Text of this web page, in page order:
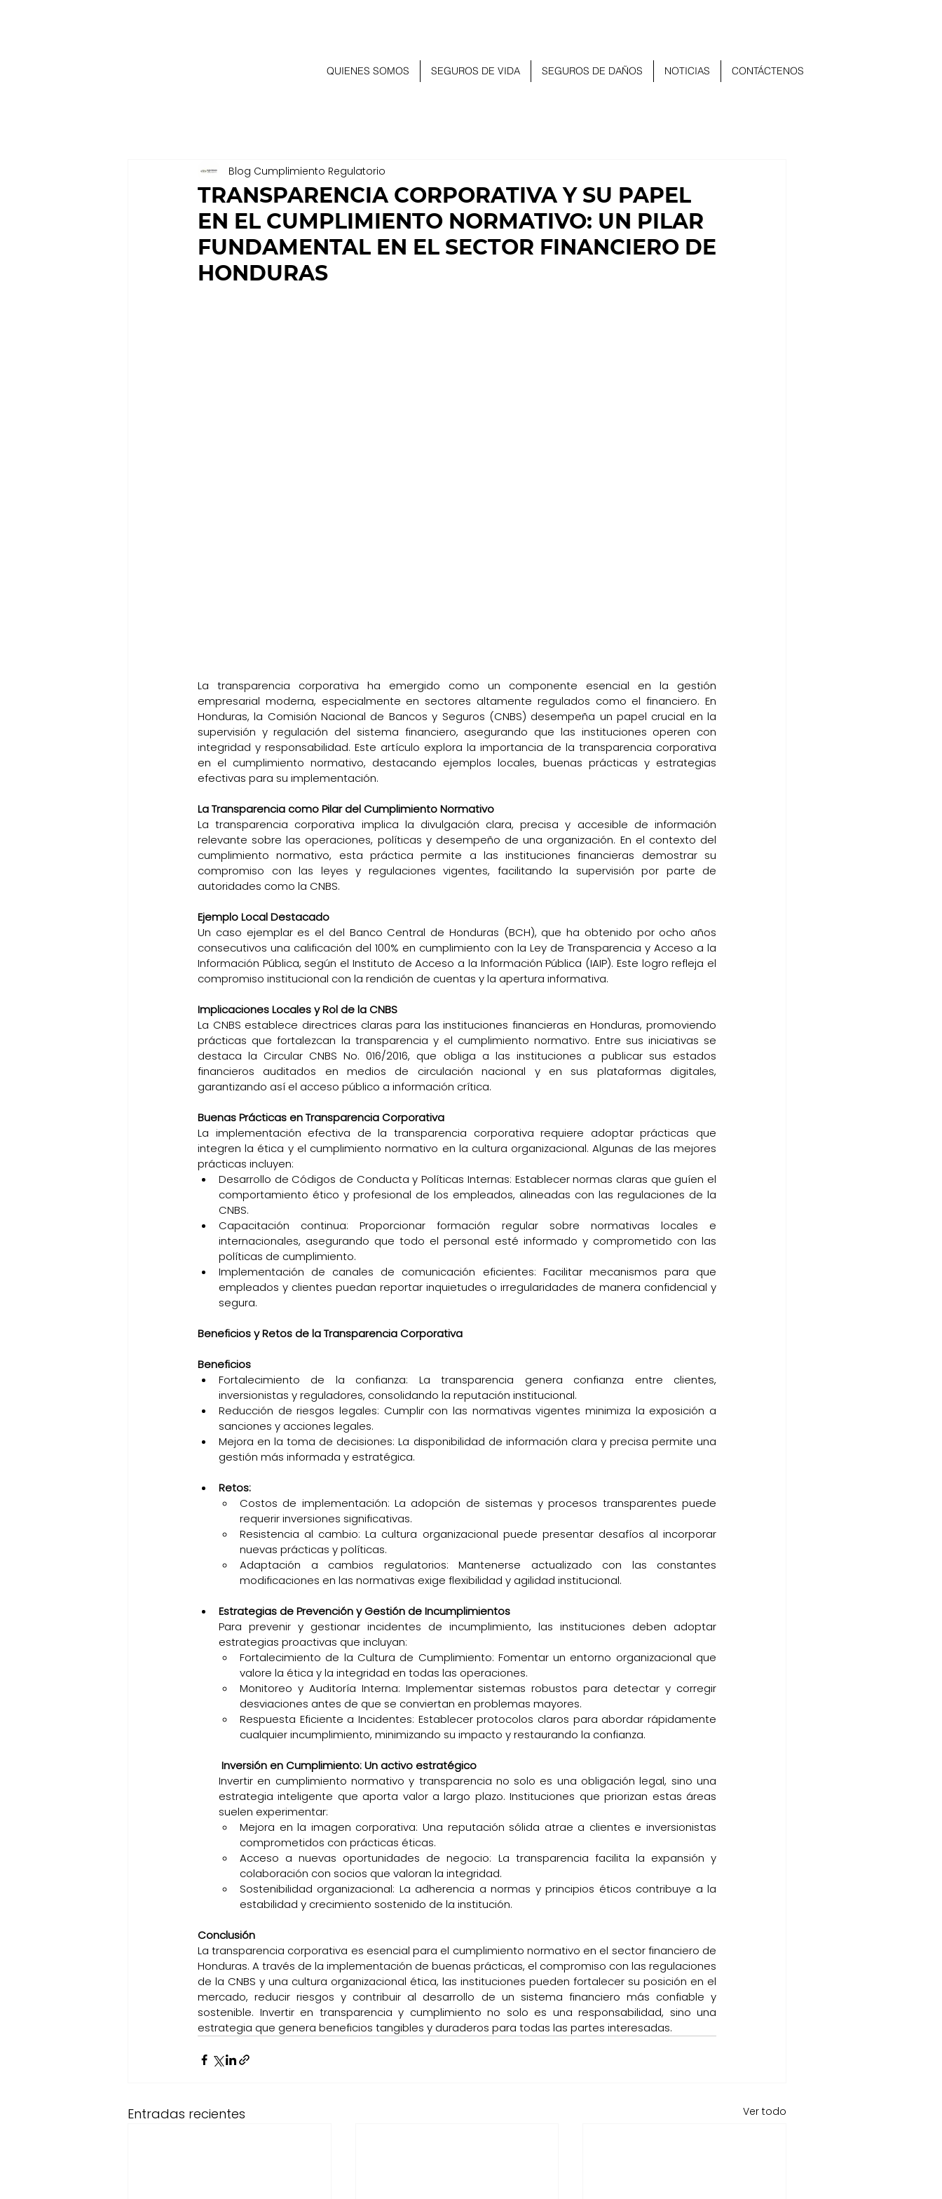
QUIENES SOMOS SEGUROS DE VIDA SEGUROS DE DAÑOS NOTICIAS CONTÁCTENOS
TRANSPARENCIA CORPORATIVA Y SU PAPEL
EN EL CUMPLIMIENTO NORMATIVO: UN PILAR
FUNDAMENTAL EN EL SECTOR FINANCIERO DE
HONDURAS
Blog Cumplimiento Regulatorio
La transparencia corporativa ha emergido como un componente esencial en la gestión
empresarial moderna, especialmente en sectores altamente regulados como el financiero. En
Honduras, la Comisión Nacional de Bancos y Seguros (CNBS) desempeña un papel crucial en la
supervisión y regulación del sistema financiero, asegurando que las instituciones operen con
integridad y responsabilidad. Este artículo explora la importancia de la transparencia corporativa
en el cumplimiento normativo, destacando ejemplos locales, buenas prácticas y estrategias
efectivas para su implementación.
La Transparencia como Pilar del Cumplimiento Normativo
La transparencia corporativa implica la divulgación clara, precisa y accesible de información
relevante sobre las operaciones, políticas y desempeño de una organización. En el contexto del
cumplimiento normativo, esta práctica permite a las instituciones financieras demostrar su
compromiso con las leyes y regulaciones vigentes, facilitando la supervisión por parte de
autoridades como la CNBS.
Ejemplo Local Destacado
Un caso ejemplar es el del Banco Central de Honduras (BCH), que ha obtenido por ocho años
consecutivos una calificación del 100% en cumplimiento con la Ley de Transparencia y Acceso a la
Información Pública, según el Instituto de Acceso a la Información Pública (IAIP). Este logro refleja el
compromiso institucional con la rendición de cuentas y la apertura informativa.
Implicaciones Locales y Rol de la CNBS
La CNBS establece directrices claras para las instituciones financieras en Honduras, promoviendo
prácticas que fortalezcan la transparencia y el cumplimiento normativo. Entre sus iniciativas se
destaca la Circular CNBS No. 016/2016, que obliga a las instituciones a publicar sus estados
financieros auditados en medios de circulación nacional y en sus plataformas digitales,
garantizando así el acceso público a información crítica.
Buenas Prácticas en Transparencia Corporativa
La implementación efectiva de la transparencia corporativa requiere adoptar prácticas que
integren la ética y el cumplimiento normativo en la cultura organizacional. Algunas de las mejores
prácticas incluyen:
Desarrollo de Códigos de Conducta y Políticas Internas: Establecer normas claras que guíen el
comportamiento ético y profesional de los empleados, alineadas con las regulaciones de la
CNBS.
Capacitación continua: Proporcionar formación regular sobre normativas locales e
internacionales, asegurando que todo el personal esté informado y comprometido con las
políticas de cumplimiento.
Implementación de canales de comunicación eficientes: Facilitar mecanismos para que
empleados y clientes puedan reportar inquietudes o irregularidades de manera confidencial y
segura.
Beneficios y Retos de la Transparencia Corporativa
Beneficios
Fortalecimiento de la confianza: La transparencia genera confianza entre clientes,
inversionistas y reguladores, consolidando la reputación institucional.
Reducción de riesgos legales: Cumplir con las normativas vigentes minimiza la exposición a
sanciones y acciones legales.
Mejora en la toma de decisiones: La disponibilidad de información clara y precisa permite una
gestión más informada y estratégica.
Retos:
Costos de implementación: La adopción de sistemas y procesos transparentes puede
requerir inversiones significativas.
Resistencia al cambio: La cultura organizacional puede presentar desafíos al incorporar
nuevas prácticas y políticas.
Adaptación a cambios regulatorios: Mantenerse actualizado con las constantes
modificaciones en las normativas exige flexibilidad y agilidad institucional.
Estrategias de Prevención y Gestión de Incumplimientos
Para prevenir y gestionar incidentes de incumplimiento, las instituciones deben adoptar
estrategias proactivas que incluyan:
Fortalecimiento de la Cultura de Cumplimiento: Fomentar un entorno organizacional que
valore la ética y la integridad en todas las operaciones.
Monitoreo y Auditoría Interna: Implementar sistemas robustos para detectar y corregir
desviaciones antes de que se conviertan en problemas mayores.
Respuesta Eficiente a Incidentes: Establecer protocolos claros para abordar rápidamente
cualquier incumplimiento, minimizando su impacto y restaurando la confianza.
Inversión en Cumplimiento: Un activo estratégico
Invertir en cumplimiento normativo y transparencia no solo es una obligación legal, sino una
estrategia inteligente que aporta valor a largo plazo. Instituciones que priorizan estas áreas
suelen experimentar:
Mejora en la imagen corporativa: Una reputación sólida atrae a clientes e inversionistas
comprometidos con prácticas éticas.
Acceso a nuevas oportunidades de negocio: La transparencia facilita la expansión y
colaboración con socios que valoran la integridad.
Sostenibilidad organizacional: La adherencia a normas y principios éticos contribuye a la
estabilidad y crecimiento sostenido de la institución.
Conclusión
La transparencia corporativa es esencial para el cumplimiento normativo en el sector financiero de
Honduras. A través de la implementación de buenas prácticas, el compromiso con las regulaciones
de la CNBS y una cultura organizacional ética, las instituciones pueden fortalecer su posición en el
mercado, reducir riesgos y contribuir al desarrollo de un sistema financiero más confiable y
sostenible. Invertir en transparencia y cumplimiento no solo es una responsabilidad, sino una
estrategia que genera beneficios tangibles y duraderos para todas las partes interesadas.
Entradas recientes Ver todo